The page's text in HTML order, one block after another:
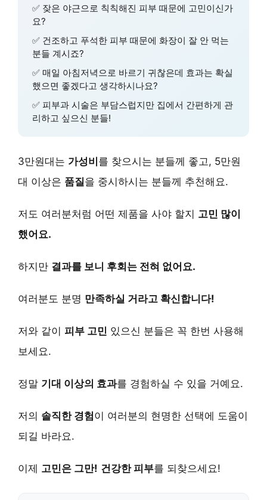
✅ 잦은 야근으로 칙칙해진 피부 때문에 고민이신가
요?
✅ 건조하고 푸석한 피부 때문에 화장이 잘 안 먹는
분들 계시죠?
✅ 매일 아침저녁으로 바르기 귀찮은데 효과는 확실
했으면 좋겠다고 생각하시나요?
✅ 피부과 시술은 부담스럽지만 집에서 간편하게 관
리하고 싶으신 분들!
3만원대는 가성비를 찾으시는 분들께 좋고, 5만원
대 이상은 품질을 중시하시는 분들께 추천해요.
저도 여러분처럼 어떤 제품을 사야 할지 고민 많이
했어요.
하지만 결과를 보니 후회는 전혀 없어요.
여러분도 분명 만족하실 거라고 확신합니다!
저와 같이 피부 고민 있으신 분들은 꼭 한번 사용해
보세요.
정말 기대 이상의 효과를 경험하실 수 있을 거예요.
저의 솔직한 경험이 여러분의 현명한 선택에 도움이
되길 바라요.
이제 고민은 그만! 건강한 피부를 되찾으세요!